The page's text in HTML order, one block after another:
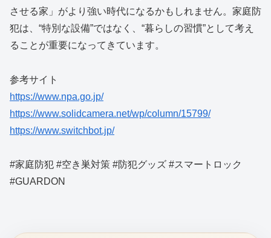
させる家」がより強い時代になるかもしれません。家庭防
犯は、“特別な設備”ではなく、“暮らしの習慣”として考え
ることが重要になってきています。
参考サイト
https://www.npa.go.jp/
https://www.solidcamera.net/wp/column/15799/
https://www.switchbot.jp/
#家庭防犯 #空き巣対策 #防犯グッズ #スマートロック
#GUARDON